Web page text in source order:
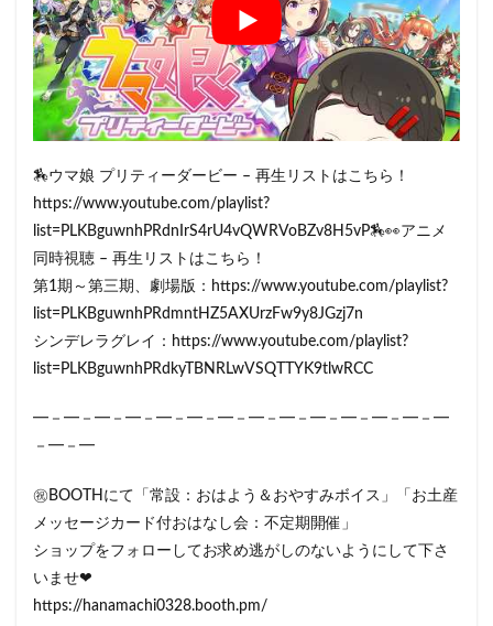
🏇ウマ娘 プリティーダービー – 再生リストはこちら！
https://www.youtube.com/playlist?
list=PLKBguwnhPRdnIrS4rU4vQWRVoBZv8H5vP🏇👀アニメ
同時視聴 – 再生リストはこちら！
第1期～第三期、劇場版：https://www.youtube.com/playlist?
list=PLKBguwnhPRdmntHZ5AXUrzFw9y8JGzj7n
シンデレラグレイ：https://www.youtube.com/playlist?
list=PLKBguwnhPRdkyTBNRLwVSQTTYK9tlwRCC
━－━－━－━－━－━－━－━－━－━－━－━－━－━
－━－━
㊗BOOTHにて「常設：おはよう＆おやすみボイス」「お土産
メッセージカード付おはなし会：不定期開催」
ショップをフォローしてお求め逃がしのないようにして下さ
いませ❤
https://hanamachi0328.booth.pm/